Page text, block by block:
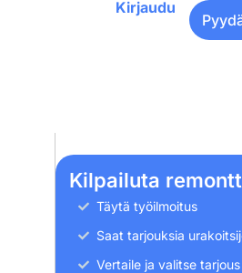
Kirjaudu
Kilpailuta
Täytä työilmoitus
Saat tarjouksia
Vertaile ja valitse tarjous